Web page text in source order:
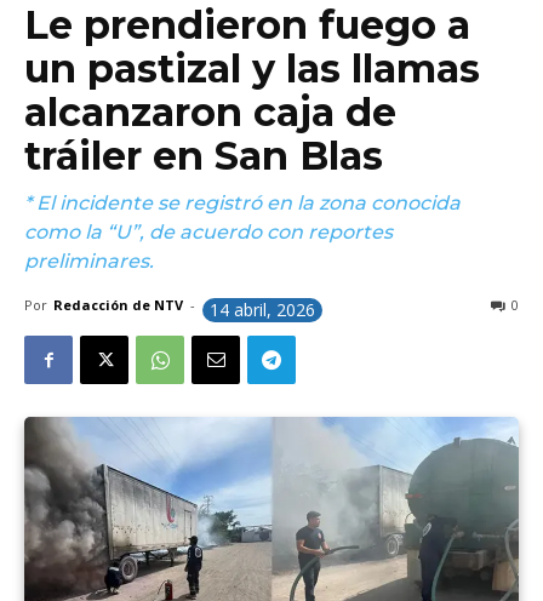
Le prendieron fuego a
un pastizal y las llamas
alcanzaron caja de
tráiler en San Blas
* El incidente se registró en la zona conocida
como la “U”, de acuerdo con reportes
preliminares.
Por Redacción de NTV - 14 abril, 2026 0